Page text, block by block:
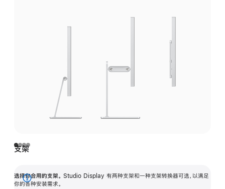
支架
选择你合用的支架。 Studio Display 有两种支架和一种支架转换器可选，以满足
你的各种安装需求。
展